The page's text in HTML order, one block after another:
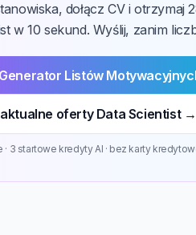
dołącz CV i otrzymaj
w 10 sekund. Wyślij, zanim
Listów
oferty Data Scientist →
· 3 startowe kredyty AI · bez karty